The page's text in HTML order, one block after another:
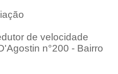
de velocidade
n°200 - Bairro